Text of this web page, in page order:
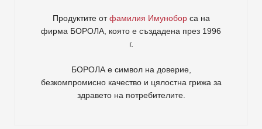
Продуктите отфамилия Имуноборса на
фирма БОРОЛА , която е създадена през 1996
г.
БОРОЛА е символ на доверие,
безкомпромисно качество и цялостна грижа за
здравето на потребителите.